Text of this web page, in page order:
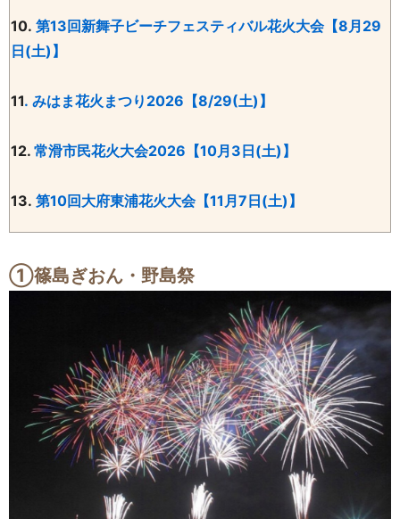
10. 第13回新舞子ビーチフェスティバル花火大会【8月29
日(土)】
11. みはま花火まつり2026【8/29(土)】
12. 常滑市民花火大会2026【10月3日(土)】
13. 第10回大府東浦花火大会【11月7日(土)】
①篠島ぎおん・野島祭